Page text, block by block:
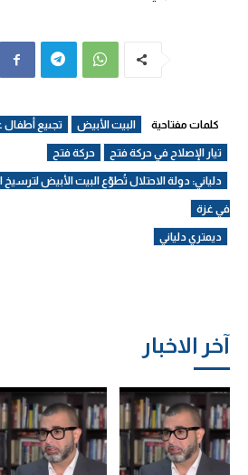
آخر الاخبار
كلمات مفتاحية البيت الأبيض تجىيع أطفال
تيار الإصلاح في حركة فتح حركة فتح
دلياني: دولة الاحتلال تُطوّع البيت الأبيض
في غزة
ديمتري دلياني